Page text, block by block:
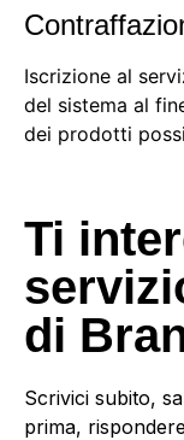
Iscrizione al
del sistema al
dei prodotti
Ti
di
Scrivici subito,
prima,